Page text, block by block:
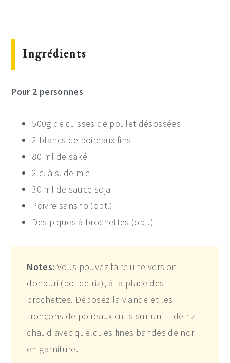
Ingrédients
Pour 2 personnes
500g de cuisses de poulet désossées
2 blancs de poireaux fins
80 ml de saké
2 c. à s. de miel
30 ml de sauce soja
Poivre sansho (opt.)
Des piques à brochettes (opt.)
Notes: Vous pouvez faire une version
donburi (bol de riz), à la place des
brochettes. Déposez la viande et les
tronçons de poireaux cuits sur un lit de riz
chaud avec quelques fines bandes de nori
en garniture.